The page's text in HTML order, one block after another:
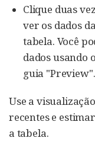
Clique duas
ver os dados
tabela. Você
dados usando
guia "Preview".
Use a
recentes e
a tabela.